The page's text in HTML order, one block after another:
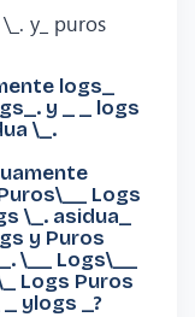
y_ puros
logs_
y _ _ logs
\_.
Logs
\_. asidua_
y Puros
\__ Logs\__
Logs Puros
ylogs _?